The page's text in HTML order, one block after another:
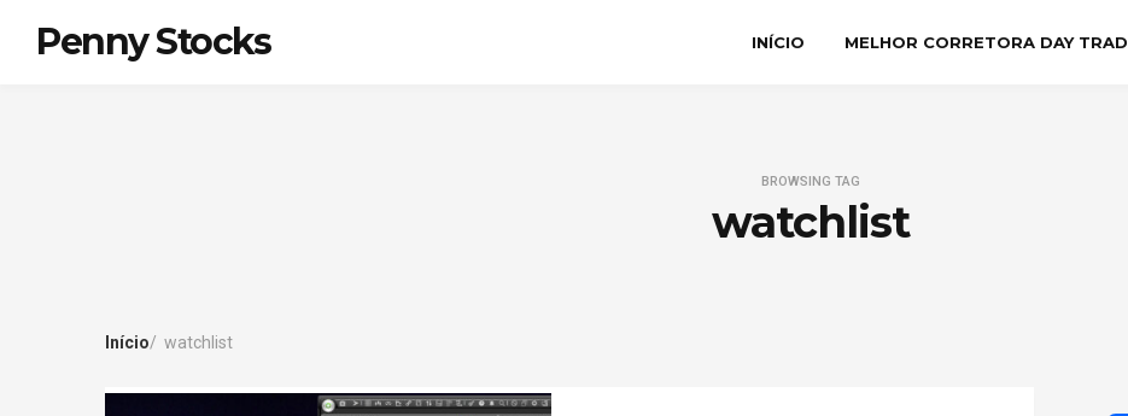
Penny Stocks INÍCIO MELHOR CORRETORA DAY
BROWSING TAG
watchlist
Início watchlist